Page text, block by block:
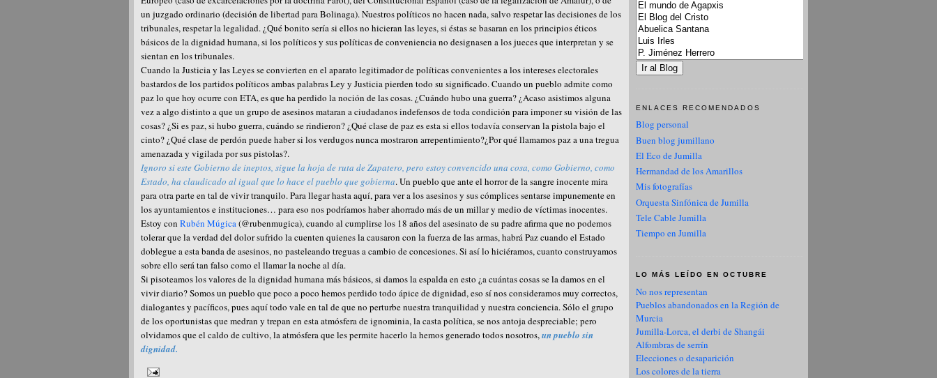
un juzgado ordinario (decisión de libertad para Bolinaga). Nuestros políticos no hacen nada, salvo respetar las decisiones de los
tribunales, respetar la legalidad. ¿Qué bonito sería si ellos no hicieran las leyes, si éstas se basaran en los principios éticos
básicos de la dignidad humana, si los políticos y sus políticas de conveniencia no designasen a los jueces que interpretan y se
sientan en los tribunales.
Cuando la Justicia y las Leyes se convierten en el aparato legitimador de políticas convenientes a los intereses electorales
bastardos de los partidos políticos ambas palabras Ley y Justicia pierden todo su significado. Cuando un pueblo admite como
paz lo que hoy ocurre con ETA, es que ha perdido la noción de las cosas. ¿Cuándo hubo una guerra? ¿Acaso asistimos alguna
vez a algo distinto a que un grupo de asesinos mataran a ciudadanos indefensos de toda condición para imponer su visión de las
cosas? ¿Si es paz, si hubo guerra, cuándo se rindieron? ¿Qué clase de paz es esta si ellos todavía conservan la pistola bajo el
cinto? ¿Qué clase de perdón puede haber si los verdugos nunca mostraron arrepentimiento?¿Por qué llamamos paz a una tregua
amenazada y vigilada por sus pistolas?.
Ignoro si este Gobierno de ineptos, sigue la hoja de ruta de Zapatero, pero estoy convencido una cosa, como Gobierno, como
Estado, ha claudicado al igual que lo hace el pueblo que gobierna. Un pueblo que ante el horror de la sangre inocente mira
para otra parte en tal de vivir tranquilo. Para llegar hasta aquí, para ver a los asesinos y sus cómplices sentarse impunemente en
los ayuntamientos e instituciones… para eso nos podríamos haber ahorrado más de un millar y medio de víctimas inocentes.
Estoy con Rubén Múgica (@rubenmugica), cuando al cumplirse los 18 años del asesinato de su padre afirma que no podemos
tolerar que la verdad del dolor sufrido la cuenten quienes la causaron con la fuerza de las armas, habrá Paz cuando el Estado
doblegue a esta banda de asesinos, no pasteleando treguas a cambio de concesiones. Si así lo hiciéramos, cuanto construyamos
sobre ello será tan falso como el llamar la noche al día.
Si pisoteamos los valores de la dignidad humana más básicos, si damos la espalda en esto ¿a cuántas cosas se la damos en el
vivir diario? Somos un pueblo que poco a poco hemos perdido todo ápice de dignidad, eso sí nos consideramos muy correctos,
dialogantes y pacíficos, pues aquí todo vale en tal de que no perturbe nuestra tranquilidad y nuestra conciencia. Sólo el grupo
de los oportunistas que medran y trepan en esta atmósfera de ignominia, la casta política, se nos antoja despreciable; pero
olvidamos que el caldo de cultivo, la atmósfera que les permite hacerlo la hemos generado todos nosotros, un pueblo sin
dignidad.
ENLACES RECOMENDADOS
Blog personal
Buen blog jumillano
El Eco de Jumilla
Hermandad de los Amarillos
Mis fotografías
Orquesta Sinfónica de Jumilla
Tele Cable Jumilla
Tiempo en Jumilla
LO MÁS LEÍDO EN OCTUBRE
No nos representan
Pueblos abandonados en la Región de
Murcia
Jumilla-Lorca, el derbi de Shangái
Alfombras de serrín
Elecciones o desaparición
Los colores de la tierra